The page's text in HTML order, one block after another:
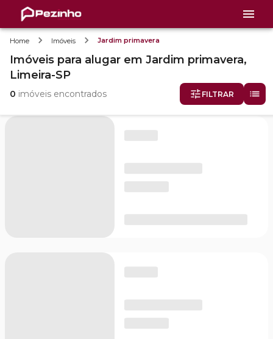
Home Imóveis Jardim primavera
Imóveis para alugar em Jardim primavera,
Limeira-SP
0 imóveis encontrados FILTRAR